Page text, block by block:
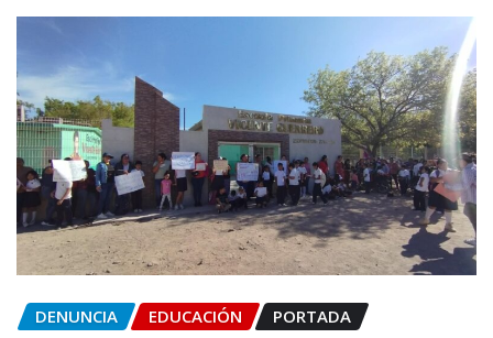
DENUNCIA EDUCACIÓN PORTADA